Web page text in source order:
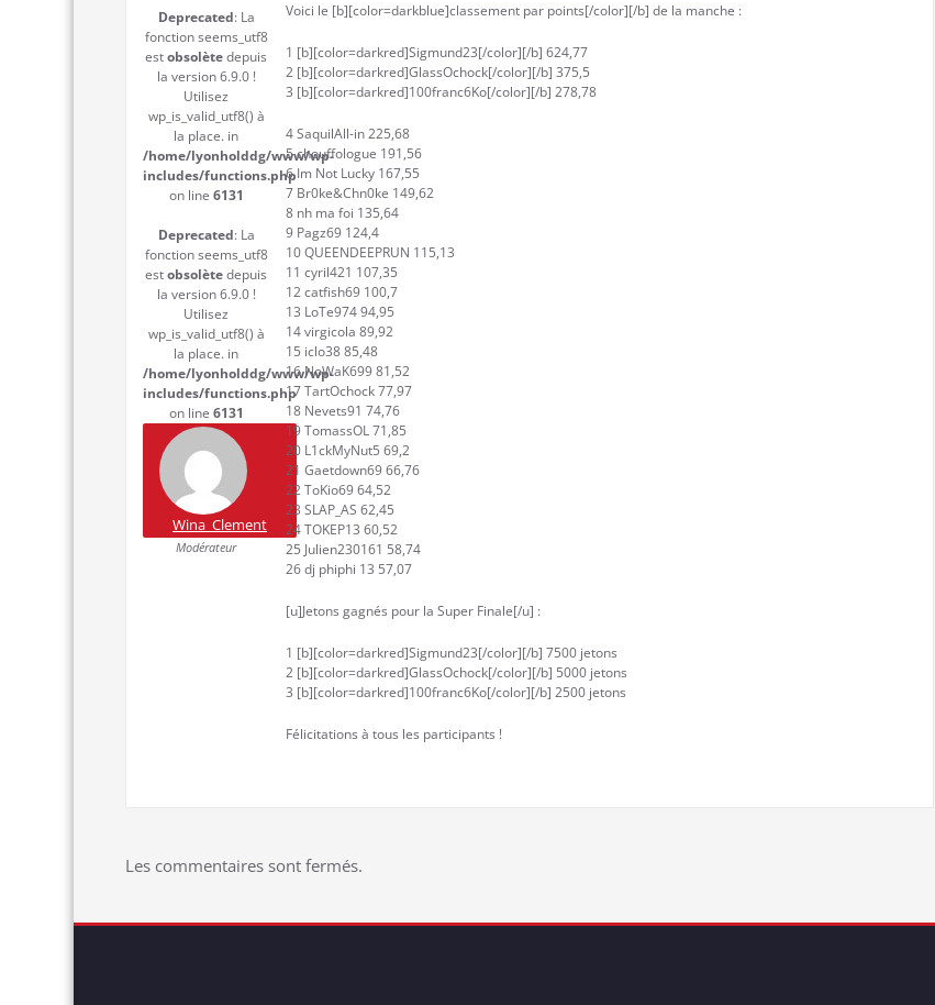
Deprecated: La
fonction seems_utf8
estobsolètedepuis
la version 6.9.0 !
Utilisez
wp_is_valid_utf8() à
la place. in
/home/lyonholddg/www/wp-
includes/functions.php
on line 6131
Deprecated: La
fonction seems_utf8
estobsolètedepuis
la version 6.9.0 !
Utilisez
wp_is_valid_utf8() à
la place. in
/home/lyonholddg/www/wp-
includes/functions.php
on line 6131
Wina_Clement
Modérateur
Voici le [b][color=darkblue]classement par points[/color][/b] de la manche :
1 [b][color=darkred]Sigmund23[/color][/b] 624,77
2 [b][color=darkred]GlassOchock[/color][/b] 375,5
3 [b][color=darkred]100franc6Ko[/color][/b] 278,78
4 SaquilAll-in 225,68
5 chouffologue 191,56
6 Im Not Lucky 167,55
7 Br0ke&Chn0ke 149,62
8 nh ma foi 135,64
9 Pagz69 124,4
10 QUEENDEEPRUN 115,13
11 cyril421 107,35
12 catfish69 100,7
13 LoTe974 94,95
14 virgicola 89,92
15 iclo38 85,48
16 NoWaK699 81,52
17 TartOchock 77,97
18 Nevets91 74,76
19 TomassOL 71,85
20 L1ckMyNut5 69,2
21 Gaetdown69 66,76
22 ToKio69 64,52
23 SLAP_AS 62,45
24 TOKEP13 60,52
25 Julien230161 58,74
26 dj phiphi 13 57,07
[u]Jetons gagnés pour la Super Finale[/u] :
1 [b][color=darkred]Sigmund23[/color][/b] 7500 jetons
2 [b][color=darkred]GlassOchock[/color][/b] 5000 jetons
3 [b][color=darkred]100franc6Ko[/color][/b] 2500 jetons
Félicitations à tous les participants !
Les commentaires sont fermés.